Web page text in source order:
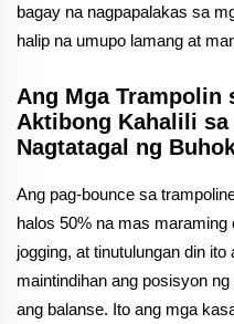
bagay na nagpapalakas sa
halip na umupo lamang at
Ang Mga Trampolin
Aktibong Kahalili
Nagtatagal ng
Ang pag-bounce sa
halos 50% na mas
jogging, at tinutulungan din
maintindihan ang posisyon
ang balanse. Ito ang mga